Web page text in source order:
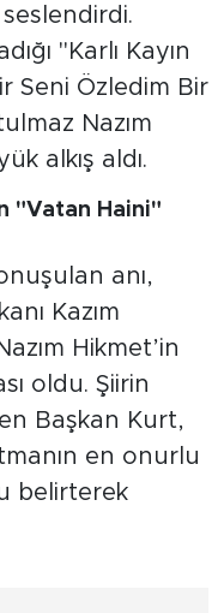
"Karlı Kayın
Seni Özledim Bir
Nazım
alkış aldı.
"Vatan Haini"
anı,
Kazım
Hikmet’in
oldu. Şiirin
Başkan Kurt,
en onurlu
belirterek